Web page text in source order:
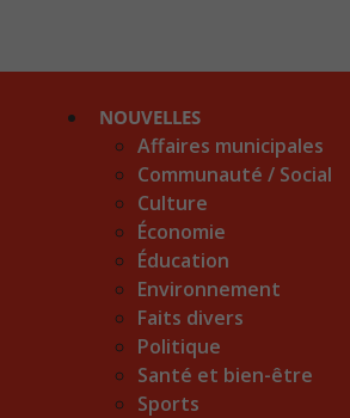
NOUVELLES
Affaires municipales
Communauté / Social
Culture
Économie
Éducation
Environnement
Faits divers
Politique
Santé et bien-être
Sports